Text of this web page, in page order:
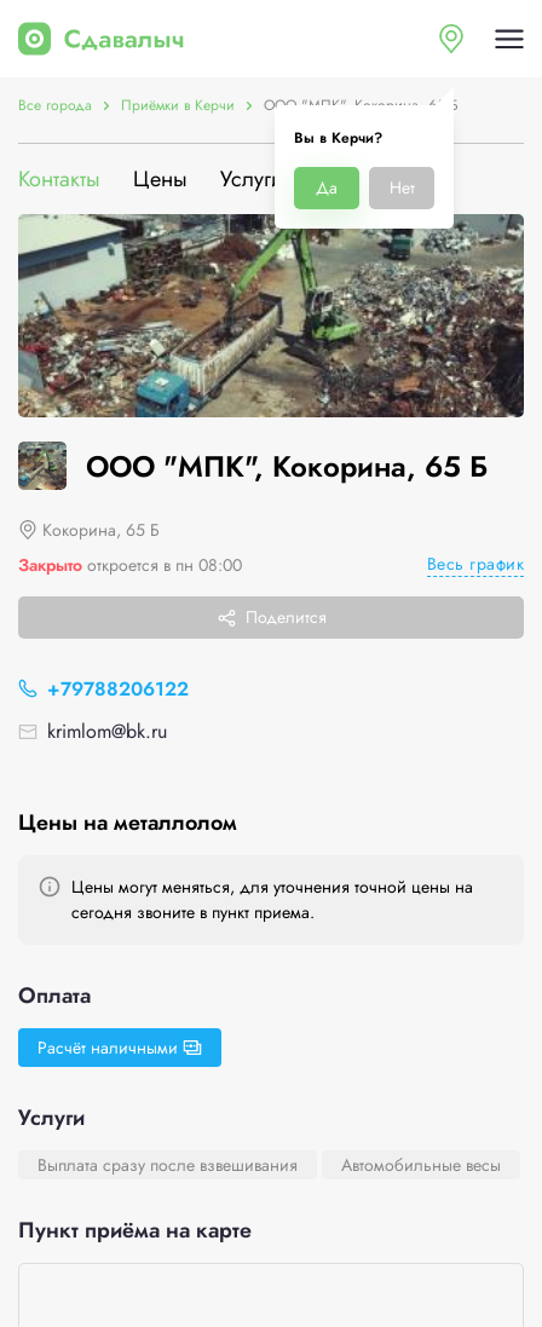
Вы в Керчи?
Да Нет
Все города Приёмки в Керчи ООО "МПК", Кокорина, 65 Б
Контакты Цены Услуги О компании
ООО "МПК", Кокорина, 65 Б
Кокорина, 65 Б
Закрыто откроется в пн 08:00 Весь график
Поделится
+79788206122
krimlom@bk.ru
Цены на металлолом
Цены могут меняться, для уточнения точной цены на
сегодня звоните в пункт приема.
Оплата
Расчёт наличными
Услуги
Выплата сразу после взвешивания Автомобильные весы
Пункт приёма на карте